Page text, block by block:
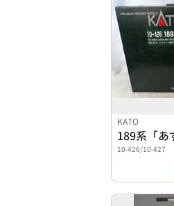
KATO
10-426/10-427